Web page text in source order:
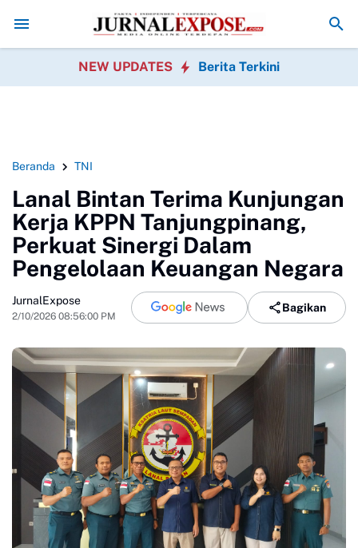
Diduga di Menu MBG Ada Gorengan, Wali Murid
NEW UPDATES Berita Terkini
Beranda TNI
Lanal Bintan Terima Kunjungan
Kerja KPPN Tanjungpinang,
Perkuat Sinergi Dalam
Pengelolaan Keuangan Negara
JurnalExpose
2/10/2026 08:56:00 PM
Bagikan